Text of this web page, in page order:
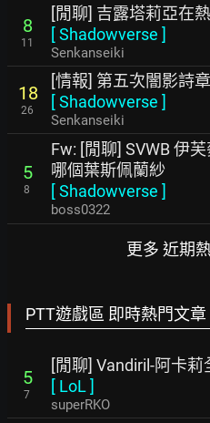
8
11
[閒聊] 吉露塔莉亞在
[Shadowverse ]
Senkanseiki
18
26
[情報] 第五次闇影詩
[Shadowverse ]
Senkanseiki
5
8
Fw: [閒聊] SVWB 伊
哪個葉斯佩蘭紗
[Shadowverse ]
boss0322
更多 近期
PTT遊戲區 即時熱門文章
5
7
[閒聊] Vandiril-阿卡
[ LoL]
superRKO